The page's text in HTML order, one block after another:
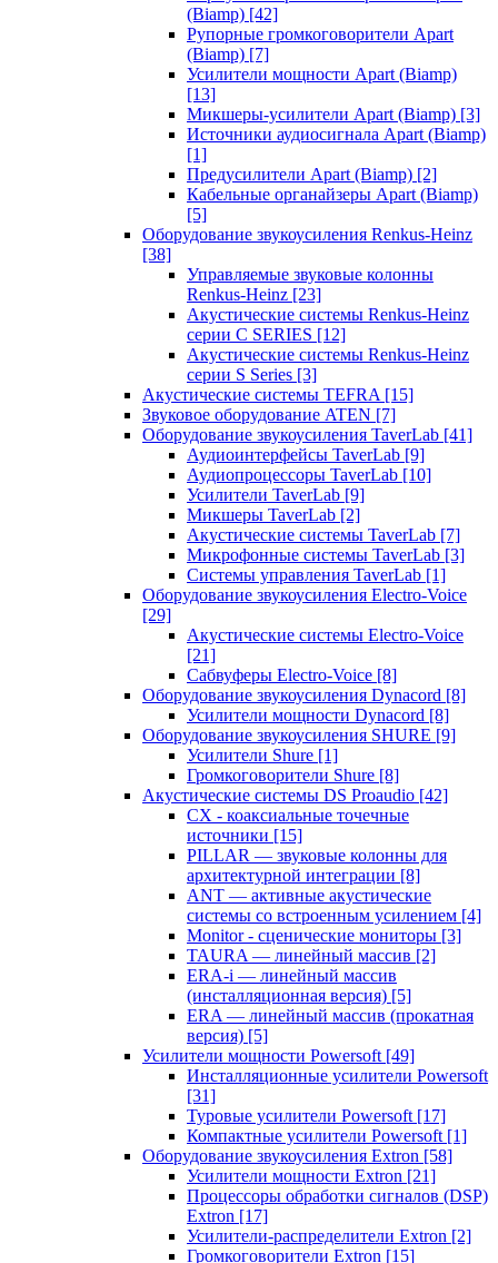
(Biamp) [42]
Рупорные громкоговорители Apart
(Biamp) [7]
Усилители мощности Apart (Biamp)
[13]
Микшеры-усилители Apart (Biamp) [3]
Источники аудиосигнала Apart (Biamp)
[1]
Предусилители Apart (Biamp) [2]
Кабельные органайзеры Apart (Biamp)
[5]
Оборудование звукоусиления Renkus-Heinz
[38]
Управляемые звуковые колонны
Renkus-Heinz [23]
Акустические системы Renkus-Heinz
серии C SERIES [12]
Акустические системы Renkus-Heinz
серии S Series [3]
Акустические системы TEFRA [15]
Звуковое оборудование ATEN [7]
Оборудование звукоусиления TaverLab [41]
Аудиоинтерфейсы TaverLab [9]
Аудиопроцессоры TaverLab [10]
Усилители TaverLab [9]
Микшеры TaverLab [2]
Акустические системы TaverLab [7]
Микрофонные системы TaverLab [3]
Системы управления TaverLab [1]
Оборудование звукоусиления Electro-Voice
[29]
Акустические системы Electro-Voice
[21]
Сабвуферы Electro-Voice [8]
Оборудование звукоусиления Dynacord [8]
Усилители мощности Dynacord [8]
Оборудование звукоусиления SHURE [9]
Усилители Shure [1]
Громкоговорители Shure [8]
Акустические системы DS Proaudio [42]
CX - коаксиальные точечные
источники [15]
PILLAR — звуковые колонны для
архитектурной интеграции [8]
ANT — активные акустические
системы со встроенным усилением [4]
Monitor - сценические мониторы [3]
TAURA — линейный массив [2]
ERA-i — линейный массив
(инсталляционная версия) [5]
ERA — линейный массив (прокатная
версия) [5]
Усилители мощности Powersoft [49]
Инсталляционные усилители Powersoft
[31]
Туровые усилители Powersoft [17]
Компактные усилители Powersoft [1]
Оборудование звукоусиления Extron [58]
Усилители мощности Extron [21]
Процессоры обработки сигналов (DSP)
Extron [17]
Усилители-распределители Extron [2]
Громкоговорители Extron [15]